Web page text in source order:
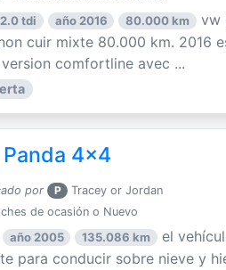
tdi año 2016 80.000 km
vw
cuir mixte 80.000 km. 2016
comfortline avec ...
4x4
por P Tracey or Jordan
de ocasión o Nuevo
año 2005 135.086 km
el
para conducir sobre nieve y